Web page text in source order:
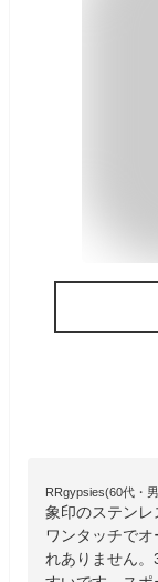
RRgypsies(60代・
象印のステンレ
ワンタッチで
れありません